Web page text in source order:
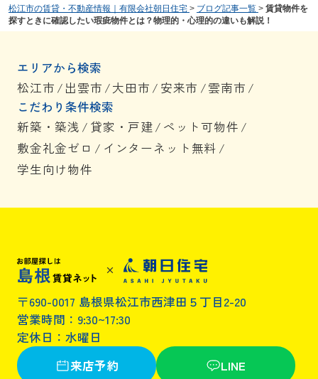
松江市の賃貸・不動産情報｜有限会社朝日住宅 > ブログ記事一覧 > 賃貸物件を
探すときに確認したい瑕疵物件とは？物理的・心理的の違いも解説！
エリアから検索
松江市 / 出雲市 /大田市 / 安来市 /雲南市 /
こだわり条件検索
新築・築浅 / 貸家・戸建/ ペット可物件 /
敷金礼金ゼロ / インターネット無料 /
学生向け物件
〒690-0017 島根県松江市西津田５丁目2-20
営業時間：9:30~17:30
定休日：水曜日
来店予約
LINE